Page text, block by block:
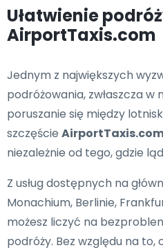
Ułatwienie
AirportTaxis.com
Jednym z największych
podróżowania, zwłaszcza
poruszanie się między
szczęście
niezależnie od tego, gdzie
Z usług dostępnych na
Monachium, Berlinie,
możesz liczyć na
podróży. Bez względu na to,